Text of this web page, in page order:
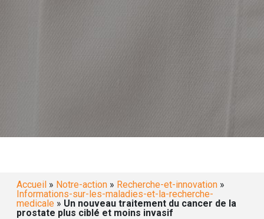
Accueil » Notre-action » Recherche-et-innovation »
Informations-sur-les-maladies-et-la-recherche-
medicale » Un nouveau traitement du cancer de la
prostate plus ciblé et moins invasif